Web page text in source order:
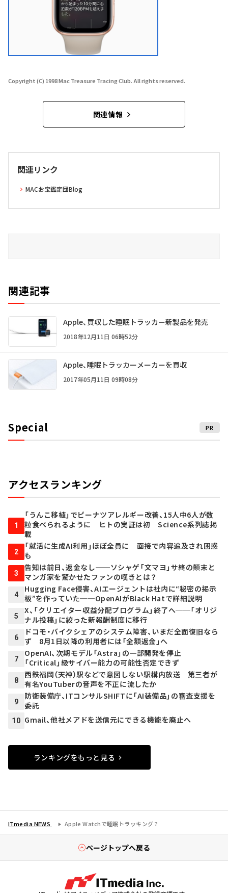
Copyright (C) 1998 Mac Treasure Tracing Club. All rights reserved.
関連情報
関連リンク
MACお宝鑑定団Blog
関連記事
Apple、買収した睡眠トラッカー新製品を発売
2018年12月11日 06時52分
Apple、睡眠トラッカーメーカーを買収
2017年05月11日 09時08分
Special PR
アクセスランキング
1
「うんこ移植」でピーナツアレルギー改善、15人中6人が数
粒食べられるように ヒトの実証は初 Science系列誌掲
載
2
「就活に生成AI利用」ほぼ全員に 面接で内容追及され困惑
も
3
告知は前日、返金なし──ソシャゲ「文マヨ」サ終の顛末と
マンガ家を驚かせたファンの嘆きとは？
4
Hugging Face侵害、AIエージェントは社内に“秘密の掲示
板”を作っていた──OpenAIがBlack Hatで詳細説明
5
X、「クリエイター収益分配プログラム」終了へ──「オリジ
ナル投稿」に絞った新報酬制度に移行
6
ドコモ・バイクシェアのシステム障害、いまだ全面復旧なら
ず 8月1日以降の利用者には「全額返金」へ
7
OpenAI、次期モデル「Astra」の一部開発を停止
「Critical」級サイバー能力の可能性否定できず
8
西鉄福岡（天神）駅などで意図しない駅構内放送 第三者が
有名YouTuberの音声を不正に流したか
9
防衛装備庁、ITコンサルSHIFTに「AI装備品」の審査支援を
委託
10 Gmail、他社メアドを送信元にできる機能を廃止へ
ランキングをもっと見る
ITmedia NEWS Apple Watchで睡眠トラッキング？
ページトップへ戻る